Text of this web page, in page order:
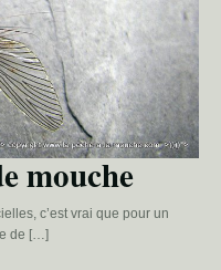
mouche
c’est vrai que pour un
de […]